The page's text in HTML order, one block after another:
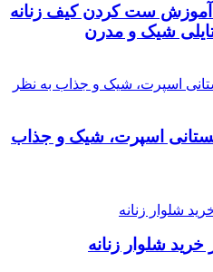
آموزش ست کردن کیف زنانه
شیک و مدرن
اسپرت، شیک و جذاب
خرید شلوار زنانه